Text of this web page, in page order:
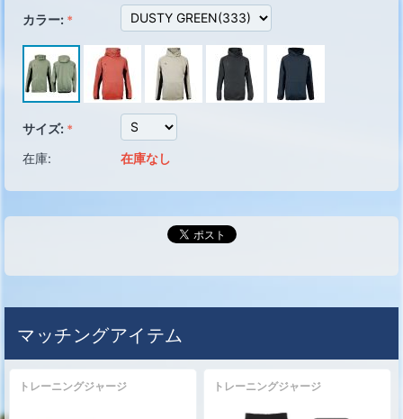
カラー:
サイズ:
在庫:
在庫なし
マッチングアイテム
トレーニングジャージ トレーニングジャージ